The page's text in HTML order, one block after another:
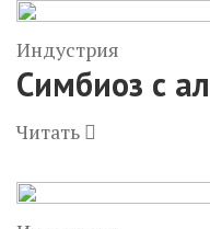
Индустрия
Симбиоз с
Читать